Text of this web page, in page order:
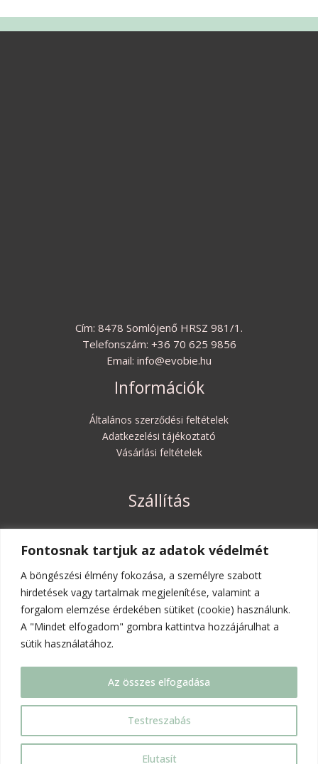
Fontosnak tartjuk az adatok védelmét
A böngészési élmény fokozása, a személyre szabott
hirdetések vagy tartalmak megjelenítése, valamint a
forgalom elemzése érdekében sütiket (cookie) használunk.
A "Mindet elfogadom" gombra kattintva hozzájárulhat a
sütik használatához.
Testreszabás
Elutasít
Az összes elfogadása
Cím: 8478 Somlójenő HRSZ 981/1.
Telefonszám: +36 70 625 9856
Email: info@evobie.hu
Információk
Általános szerződési feltételek
Adatkezelési tájékoztató
Vásárlási feltételek
Szállítás
Szállítási költségek és határidők
Elállási jog
Rólunk
Kapcsolat